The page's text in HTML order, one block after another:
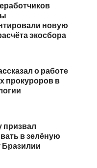
новую
экосбора
о работе
прокуроров в
призвал
в зелёную
Бразилии